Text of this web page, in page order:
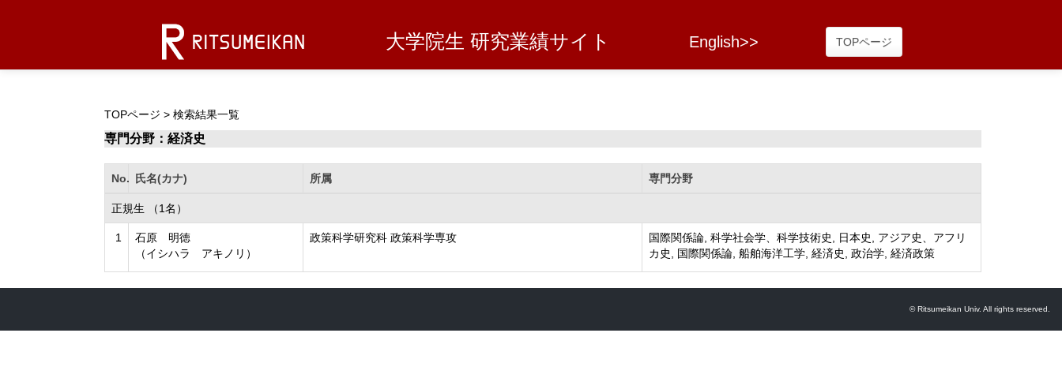
大学院生 研究業績サイト English>> TOPページ
TOPページ > 検索結果一覧
専門分野：経済史
No. 氏名(カナ) 所属 専門分野
正規生 （1名）
1
石原 明徳
（イシハラ アキノリ）
政策科学研究科 政策科学専攻
国際関係論, 科学社会学、科学技術史, 日本史, アジア史、アフリ
カ史, 国際関係論, 船舶海洋工学, 経済史, 政治学, 経済政策
© Ritsumeikan Univ. All rights reserved.